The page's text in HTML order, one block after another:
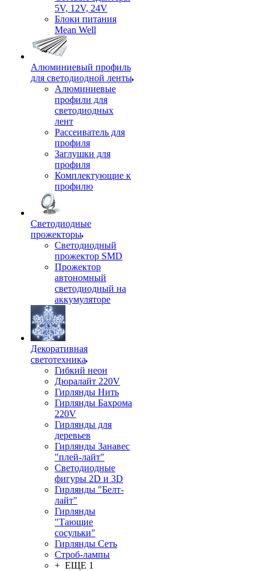
5V, 12V, 24V
Блоки питания
Mean Well
Алюминиевый профиль
для светодиодной ленты
Алюминиевые
профили для
светодиодных
лент
Рассеиватель для
профиля
Заглушки для
профиля
Комплектующие к
профилю
Светодиодные
прожекторы
Светодиодный
прожектор SMD
Прожектор
автономный
светодиодный на
аккумуляторе
Декоративная
светотехника
Гибкий неон
Дюралайт 220V
Гирлянды Нить
Гирлянды Бахрома
220V
Гирлянды для
деревьев
Гирлянды Занавес
"плей-лайт"
Светодиодные
фигуры 2D и 3D
Гирлянды "Белт-
лайт"
Гирлянды
"Тающие
сосульки"
Гирлянды Сеть
Строб-лампы
+ ЕЩЕ 1